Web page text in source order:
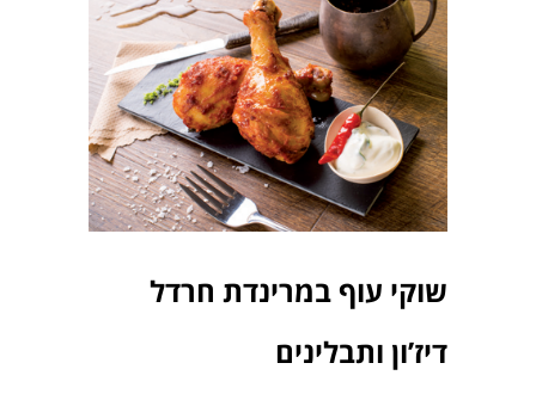
שוקי עוף במרינדת חרדל
דיז’ון ותבלינים